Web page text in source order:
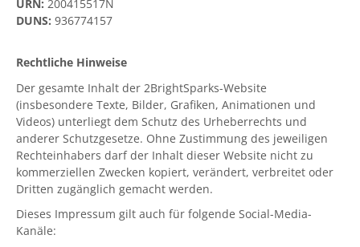
DownloadSyncBack Touch
Download Freeware
Download Old Versions
Buy
Visit Secure Web Store
URN: 200415517N
DUNS: 936774157
Rechtliche Hinweise
Der gesamte Inhalt der 2BrightSparks-Website
(insbesondere Texte, Bilder, Grafiken, Animationen und
Videos) unterliegt dem Schutz des Urheberrechts und
anderer Schutzgesetze. Ohne Zustimmung des jeweiligen
Rechteinhabers darf der Inhalt dieser Website nicht zu
kommerziellen Zwecken kopiert, verändert, verbreitet oder
Dritten zugänglich gemacht werden.
Dieses Impressum gilt auch für folgende Social-Media-
Kanäle: